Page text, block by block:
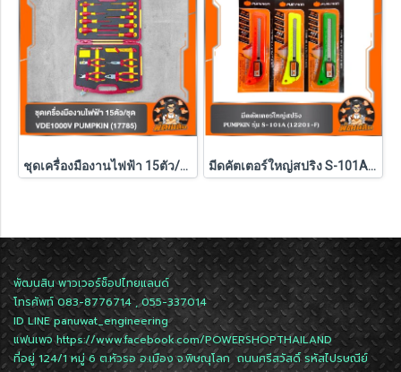
ชุดเครื่องมืองานไฟฟ้า 15ตัว/ชุด VDE1000V PUMPKIN (17785) มีดคัตเตอร์ใหญ่สปริง S-101A PUMPKIN (12201-F) 1ชิ้น คละสี
พัฒนสิน พาวเวอร์ช็อปไทยแลนด์
โทรศัพท์ 083-8776714 , 055-337014
ID LINEpanuwat_engineering
แฟนเพจhttps://www.facebook.com/POWERSHOPTHAILAND
ที่อยู่ 124/1 หมู่ 6 ต.หัวรอ อ.เมือง จ.พิษณุโลก ถนนศรีสวัสดิ์ รหัสไปรษณีย์